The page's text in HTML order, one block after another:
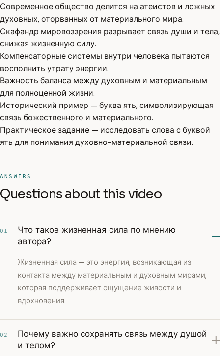
Современное общество делится на атеистов и ложных
духовных, оторванных от материального мира.
Скафандр мировоззрения разрывает связь души и тела,
снижая жизненную силу.
Компенсаторные системы внутри человека пытаются
восполнить утрату энергии.
Важность баланса между духовным и материальным
для полноценной жизни.
Исторический пример — буква ять, символизирующая
связь божественного и материального.
Практическое задание — исследовать слова с буквой
ять для понимания духовно-материальной связи.
ANSWERS
Questions about this video
01
Что такое жизненная сила по мнению
автора?
Жизненная сила — это энергия, возникающая из
контакта между материальным и духовным мирами,
которая поддерживает ощущение живости и
вдохновения.
02
Почему важно сохранять связь между душой
и телом?